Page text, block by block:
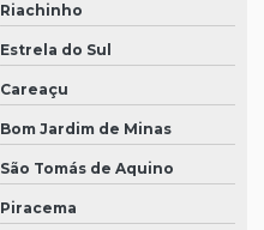
Riachinho
Estrela do Sul
Careaçu
Bom Jardim de Minas
São Tomás de Aquino
Piracema